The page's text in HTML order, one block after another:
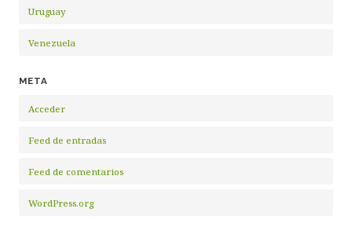
Uruguay
Venezuela
META
Acceder
Feed de entradas
Feed de comentarios
WordPress.org